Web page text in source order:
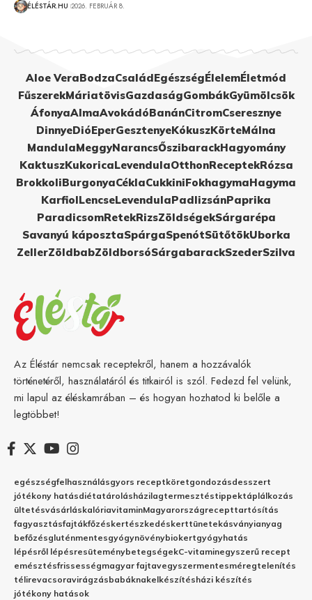
ÉLÉSTÁR.HU 2026. FEBRUÁR 8.
Aloe VeraBodzaCsaládEgészségÉlelemÉletmód
FűszerekMáriatövisGazdaságGombákGyümölcsök
ÁfonyaAlmaAvokádóBanánCitromCseresznye
DinnyeDióEperGesztenyeKókuszKörteMálna
MandulaMeggyNarancsŐszibarackHagyomány
KaktuszKukoricaLevendulaOtthonReceptekRózsa
BrokkoliBurgonyaCéklaCukkiniFokhagymaHagyma
KarfiolLencseLevendulaPadlizsánPaprika
ParadicsomRetekRizsZöldségekSárgarépa
Savanyú káposztaSpárgaSpenótSütőtökUborka
ZellerZöldbabZöldborsóSárgabarackSzederSzilva
Az Éléstár nemcsak receptekről, hanem a hozzávalók
történetéről, használatáról és titkairól is szól. Fedezd fel velünk,
mi lapul az éléskamrában – és hogyan hozhatod ki belőle a
legtöbbet!
egészségfelhasználásgyors receptköretgondozásdesszert
jótékony hatásdiétatárolásházilagtermesztéstippektáplálkozás
ültetésvásárláskalóriavitaminMagyarországrecepttartósítás
fagyasztásfajtákfőzéskertészkedéskerttünetekásványianyag
befőzésgluténmentesgyógynövénybiokertgyógyhatás
lépésről lépésresüteménybetegségekC-vitaminegyszerű recept
emésztésfrissességmagyar fajtavegyszermentesméregtelenítés
télirevacsoravirágzásbabáknakelkészítésházi készítés
jótékony hatások